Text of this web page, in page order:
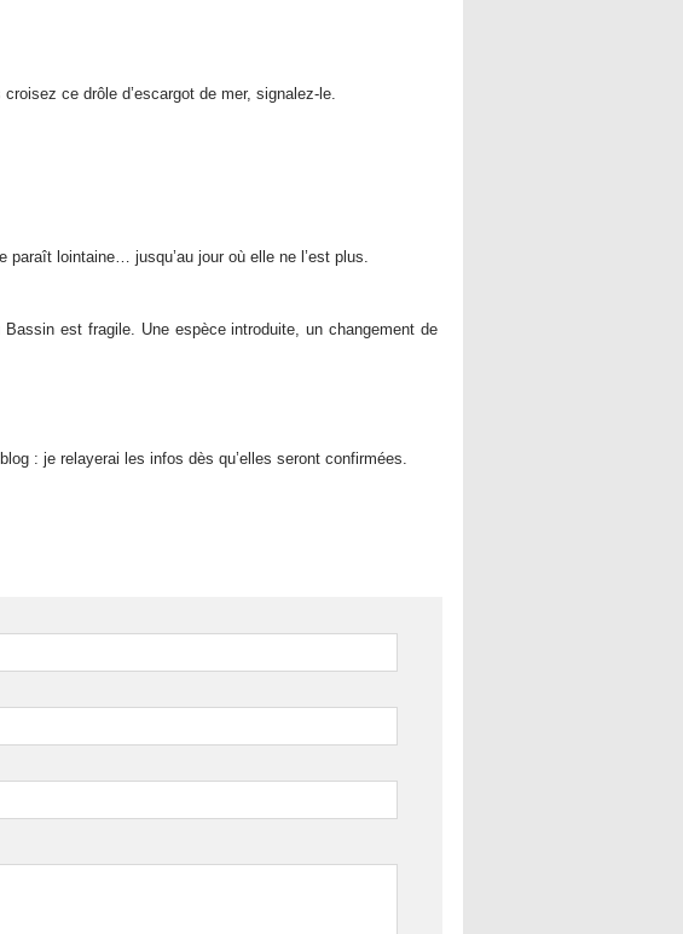
ce drôle d’escargot de mer, signalez-le.
paraît lointaine… jusqu’au jour où elle ne l’est plus.
est fragile. Une espèce introduite, un changement de
: je relayerai les infos dès qu’elles seront confirmées.